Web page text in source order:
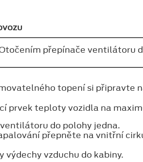
přepínače ventilátoru
topení si připravte
prvek teploty vozidla na
do polohy jedna.
přepněte na vnitřní
výdechy vzduchu do kabiny.